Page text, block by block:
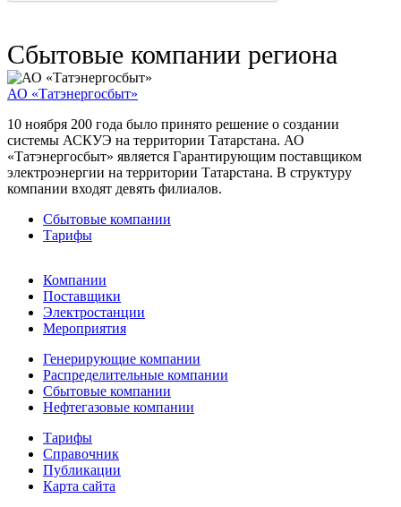
Сбытовые компании региона
АО «Татэнергосбыт»
10 ноября 200 года было принято решение о создании
системы АСКУЭ на территории Татарстана. АО
«Татэнергосбыт» является Гарантирующим поставщиком
электроэнергии на территории Татарстана. В структуру
компании входят девять филиалов.
Сбытовые компании
Тарифы
Компании
Поставщики
Электростанции
Мероприятия
Генерирующие компании
Распределительные компании
Сбытовые компании
Нефтегазовые компании
Тарифы
Справочник
Публикации
Карта сайта